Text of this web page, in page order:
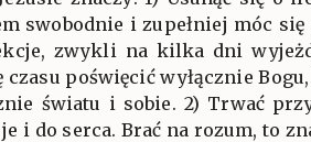
swobodnie i zupełniej móc
zwykli na kilka dni
poświęcić wyłącznie
światu i sobie. 2) Trwać
i do serca. Brać na rozum, to